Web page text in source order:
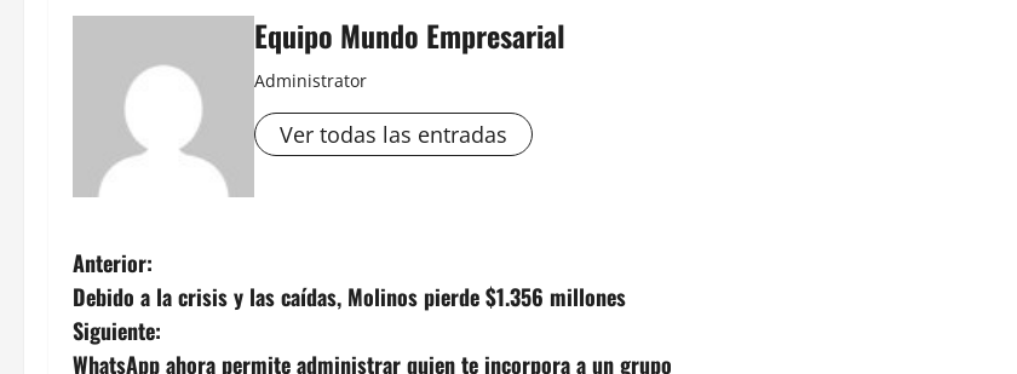
Equipo Mundo Empresarial
Administrator
Ver todas las entradas
N
a
Anterior:
Debido a la crisis y las caídas, Molinos pierde $1.356 millones
Siguiente:
WhatsApp ahora permite administrar quien te incorpora a un grupo